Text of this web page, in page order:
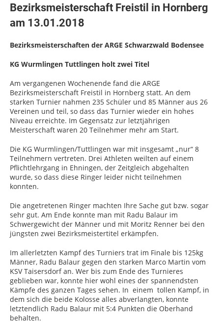
Bezirksmeisterschaft Freistil in Hornberg
am 13.01.2018
Bezirksmeisterschaften der ARGE Schwarzwald Bodensee
KG Wurmlingen Tuttlingen holt zwei Titel
Am vergangenen Wochenende fand die ARGE
Bezirksmeisterschaft Freistil in Hornberg statt. An dem
starken Turnier nahmen 235 Schüler und 85 Männer aus 26
Vereinen und teil, so dass das Turnier wieder ein hohes
Niveau erreichte. Im Gegensatz zur letztjährigen
Meisterschaft waren 20 Teilnehmer mehr am Start.
Die KG Wurmlingen/Tuttlingen war mit insgesamt „nur“ 8
Teilnehmern vertreten. Drei Athleten weilten auf einem
Pflichtlehrgang in Ehningen, der Zeitgleich abgehalten
wurde, so dass diese Ringer leider nicht teilnehmen
konnten.
Die angetretenen Ringer machten Ihre Sache gut bzw. sogar
sehr gut. Am Ende konnte man mit Radu Balaur im
Schwergewicht der Männer und mit Moritz Renner bei den
jüngsten zwei Bezirksmeistertitel erkämpfen.
Im allerletzten Kampf des Turniers trat im Finale bis 125kg
Männer, Radu Balaur gegen den starken Marco Martin vom
KSV Taisersdorf an. Wer bis zum Ende des Turnieres
geblieben war, konnte hier wohl eines der spannendsten
Kämpfe des ganzen Tages sehen. In einem tollen Kampf, in
dem sich die beide Kolosse alles abverlangten, konnte
letztendlich Radu Balaur mit 5:4 Punkten die Oberhand
behalten.